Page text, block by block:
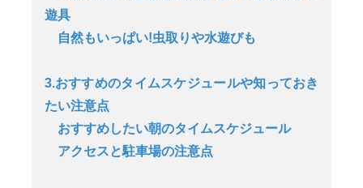
遊具
自然もいっぱい!虫取りや水遊びも
3.おすすめのタイムスケジュールや知っておき
たい注意点
おすすめしたい朝のタイムスケジュール
アクセスと駐車場の注意点